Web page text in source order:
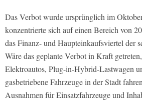
Das Verbot wurde ursprünglich im
konzentrierte sich auf einen Bereich von
das Finanz- und Haupteinkaufsviertel der
Wäre das geplante Verbot in Kraft
Elektroautos, Plug-in-Hybrid-Lastwagen
gasbetriebene Fahrzeuge in der Stadt
Ausnahmen für Einsatzfahrzeuge und